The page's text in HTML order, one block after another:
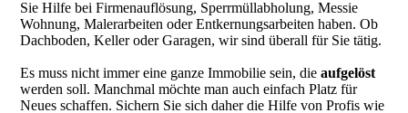
Sie Hilfe bei Firmenauflösung, Sperrmüllabholung, Messie
Wohnung, Malerarbeiten oder Entkernungsarbeiten haben. Ob
Dachboden, Keller oder Garagen, wir sind überall für Sie tätig.
Es muss nicht immer eine ganze Immobilie sein, dieaufgelöst
werden soll. Manchmal möchte man auch einfach Platz für
Neues schaffen. Sichern Sie sich daher die Hilfe von Profis wie